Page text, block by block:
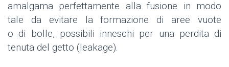
amalgama perfettamente alla fusione in modo
tale da evitare la formazione di aree vuote
o di bolle, possibili inneschi per una perdita di
tenuta del getto (leakage).